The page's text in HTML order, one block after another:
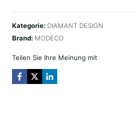
DESIGN
CZARNA
/
NIĆ
LIME
Kategorie: DIAMANT DESIGN
Brand: MODECO
Teilen Sie Ihre Meinung mit